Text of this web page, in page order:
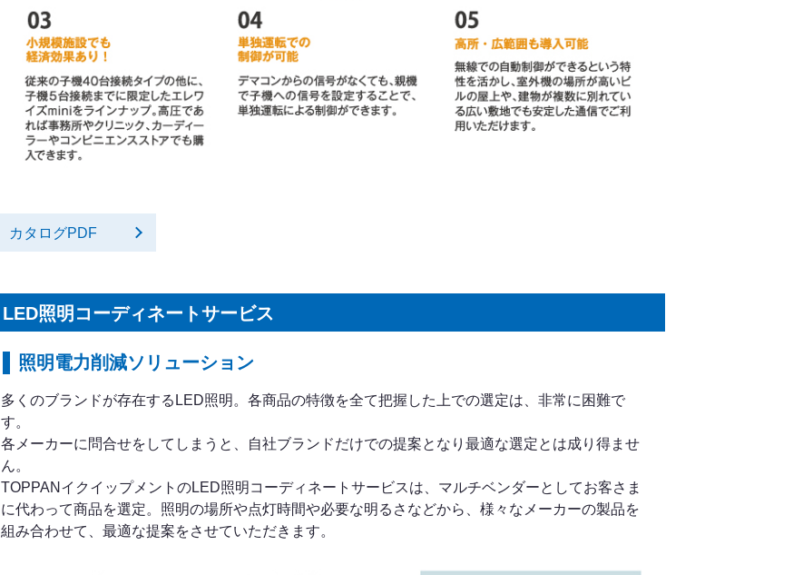
カタログPDF
LED照明コーディネートサービス
照明電力削減ソリューション
多くのブランドが存在するLED照明。各商品の特徴を全て把握した上での選定は、非常に困難で
す。
各メーカーに問合せをしてしまうと、自社ブランドだけでの提案となり最適な選定とは成り得ませ
ん。
TOPPANイクイップメントのLED照明コーディネートサービスは、マルチベンダーとしてお客さま
に代わって商品を選定。照明の場所や点灯時間や必要な明るさなどから、様々なメーカーの製品を
組み合わせて、最適な提案をさせていただきます。